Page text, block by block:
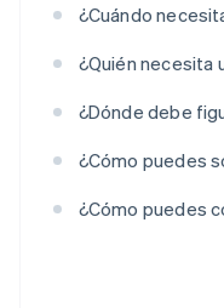
¿Cuándo
¿Quién necesita
¿Dónde debe
¿Cómo puedes
¿Cómo puedes